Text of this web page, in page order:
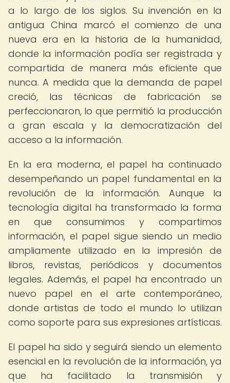
a lo largo de los siglos. Su invención en la
antigua China marcó el comienzo de una
nueva era en la historia de la humanidad,
donde la información podía ser registrada y
compartida de manera más eficiente que
nunca. A medida que la demanda de papel
creció, las técnicas de fabricación se
perfeccionaron, lo que permitió la producción
a gran escala y la democratización del
acceso a la información.
En la era moderna, el papel ha continuado
desempeñando un papel fundamental en la
revolución de la información. Aunque la
tecnología digital ha transformado la forma
en que consumimos y compartimos
información, el papel sigue siendo un medio
ampliamente utilizado en la impresión de
libros, revistas, periódicos y documentos
legales. Además, el papel ha encontrado un
nuevo papel en el arte contemporáneo,
donde artistas de todo el mundo lo utilizan
como soporte para sus expresiones artísticas.
El papel ha sido y seguirá siendo un elemento
esencial en la revolución de la información, ya
que ha facilitado la transmisión y